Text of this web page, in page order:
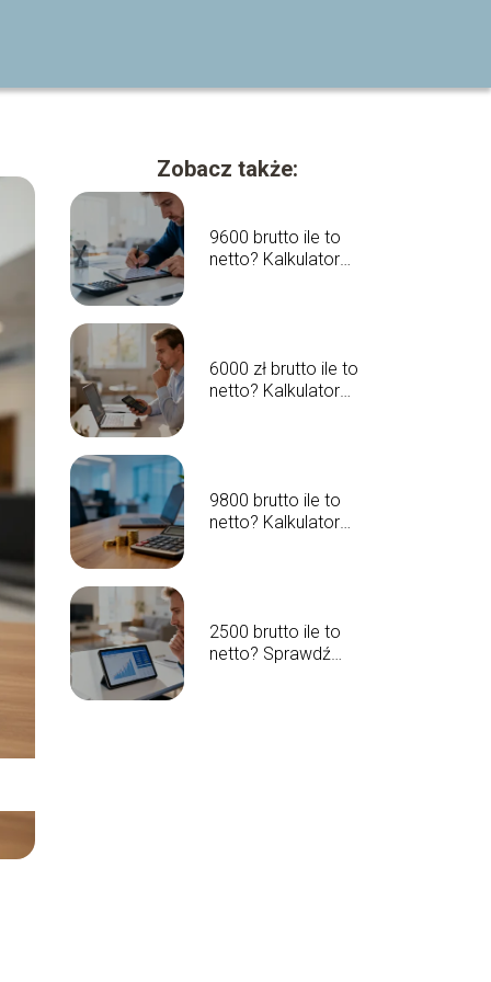
Zobacz także:
9600 brutto ile to
netto? Kalkulator
6000 zł brutto ile to
netto? Kalkulator
9800 brutto ile to
netto? Kalkulator
2500 brutto ile to
netto? Sprawdź